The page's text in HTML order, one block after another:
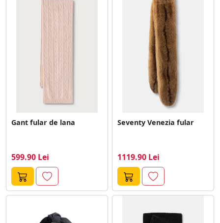
Gant fular de lana
599.90 Lei
Seventy Venezia fular
1119.90 Lei